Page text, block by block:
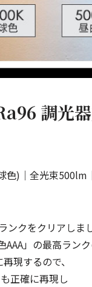
調光
色)｜全光束
ンクをクリアしま
の最高ランクの
するので、
確に再現し